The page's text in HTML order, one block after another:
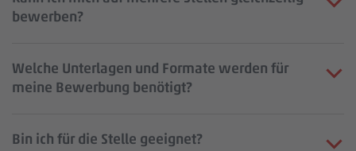
bewerben?
Welche Unterlagen und Formate werden für
meine Bewerbung benötigt?
Bin ich für die Stelle geeignet?